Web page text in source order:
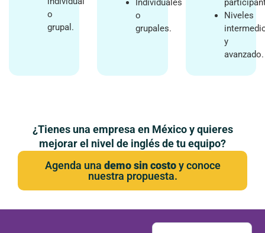
o
grupal.
o
grupales.
Niveles
y
avanzado.
¿Tienes una empresa en México y quieres
mejorar el nivel de inglés de tu equipo?
Agenda una demo sin costoy conoce
nuestra propuesta.